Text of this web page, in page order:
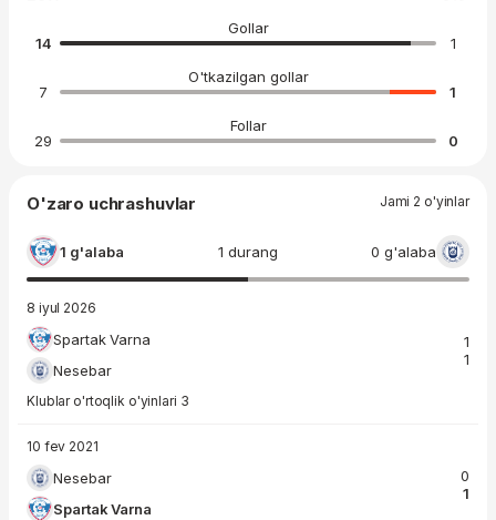
Gollar
14
1
O'tkazilgan gollar
7
1
Follar
29
0
O'zaro uchrashuvlar Jami 2 o'yinlar
1 g'alaba 1 durang 0 g'alaba
8 iyul 2026
Spartak Varna
Nesebar
1
1
Klublar o'rtoqlik o'yinlari 3
10 fev 2021
Nesebar
Spartak Varna
0
1